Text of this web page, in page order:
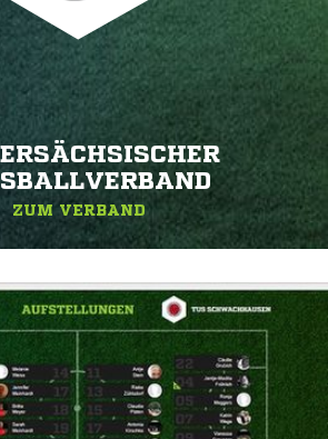
ZUM VERBAND